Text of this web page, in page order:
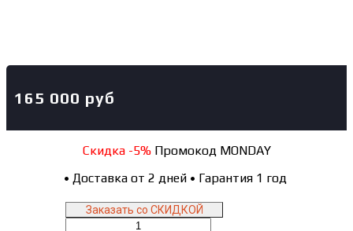
165 000 руб
Скидка -5%Промокод MONDAY
• Доставка от 2 дней • Гарантия 1 год
Заказать со СКИДКОЙ